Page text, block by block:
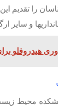
را
و سایر
هیدروفلو
محیط